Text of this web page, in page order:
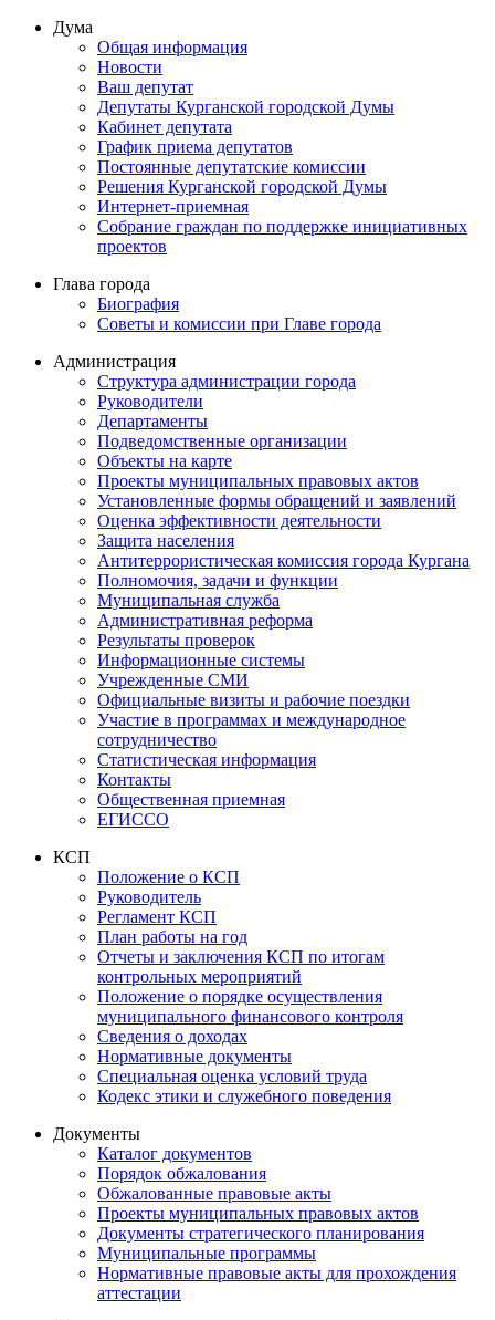
Дума
Общая информация
Новости
Ваш депутат
Депутаты Курганской городской Думы
Кабинет депутата
График приема депутатов
Постоянные депутатские комиссии
Решения Курганской городской Думы
Интернет-приемная
Собрание граждан по поддержке инициативных
проектов
Глава города
Биография
Советы и комиссии при Главе города
Администрация
Структура администрации города
Руководители
Департаменты
Подведомственные организации
Объекты на карте
Проекты муниципальных правовых актов
Установленные формы обращений и заявлений
Оценка эффективности деятельности
Защита населения
Антитеррористическая комиссия города Кургана
Полномочия, задачи и функции
Муниципальная служба
Административная реформа
Результаты проверок
Информационные системы
Учрежденные СМИ
Официальные визиты и рабочие поездки
Участие в программах и международное
сотрудничество
Статистическая информация
Контакты
Общественная приемная
ЕГИССО
КСП
Положение о КСП
Руководитель
Регламент КСП
План работы на год
Отчеты и заключения КСП по итогам
контрольных мероприятий
Положение о порядке осуществления
муниципального финансового контроля
Сведения о доходах
Нормативные документы
Специальная оценка условий труда
Кодекс этики и служебного поведения
Документы
Каталог документов
Порядок обжалования
Обжалованные правовые акты
Проекты муниципальных правовых актов
Документы стратегического планирования
Муниципальные программы
Нормативные правовые акты для прохождения
аттестации